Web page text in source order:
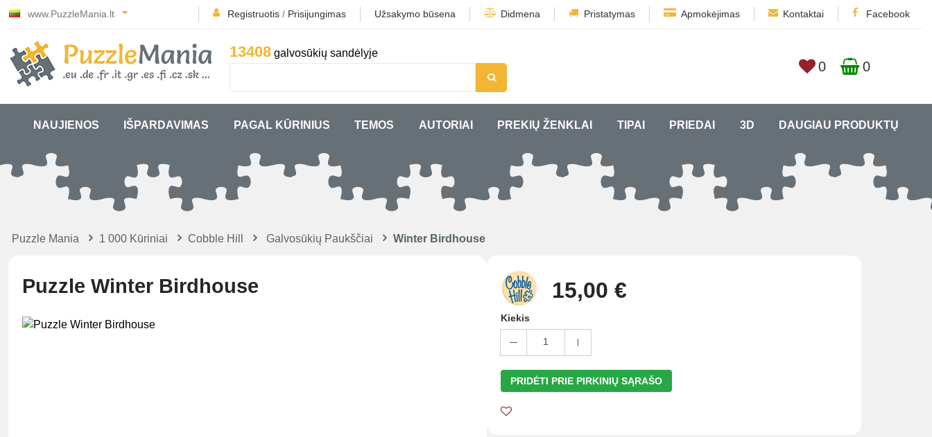
www.PuzzleMania.lt Registruotis / Prisijungimas Užsakymo būsena Didmena Pristatymas Apmokėjimas Kontaktai Facebook
13408 galvosūkių sandėlyje
0 0
NAUJIENOS IŠPARDAVIMAS PAGAL KŪRINIUS TEMOS AUTORIAI PREKIŲ ŽENKLAI TIPAI PRIEDAI 3D DAUGIAU PRODUKTŲ
Puzzle Mania 1 000 Kūriniai Cobble Hill Galvosūkių Paukščiai Winter Birdhouse
Puzzle Winter Birdhouse 15,00 €
Kiekis
1
PRIDĖTI PRIE PIRKINIŲ SĄRAŠO